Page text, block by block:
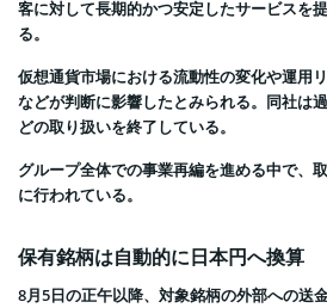
客に対して長期的かつ安定したサービスを
る。
仮想通貨市場における流動性の変化や運用
などが判断に影響したとみられる。同社は
どの取り扱いを終了している。
グループ全体での事業再編を進める中で、
に行われている。
保有銘柄は自動的に日本円へ換算
8月5日の正午以降、対象銘柄の外部への送